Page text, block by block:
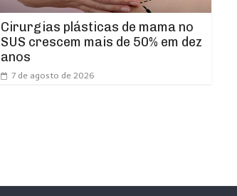
Cirurgias plásticas de mama no
SUS crescem mais de 50% em dez
anos
7 de agosto de 2026